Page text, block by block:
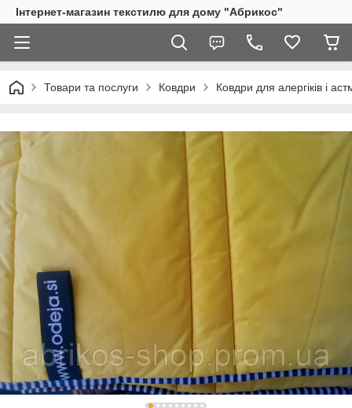
Інтернет-магазин текстилю для дому "Абрикос"
Товари та послуги Ковдри Ковдри для алергіків і